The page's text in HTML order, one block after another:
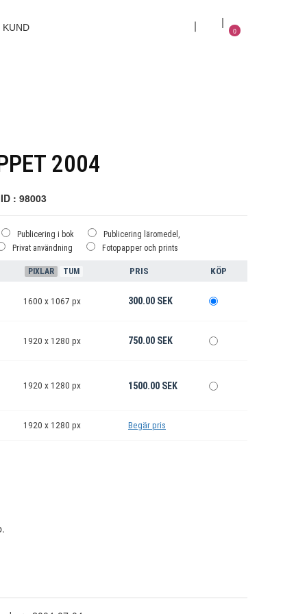
KUND 0
2004
ID : 98003
Publicering i bok
Publicering läromedel,
Privat användning Fotopapper och prints
PIXLAR TUM PRIS
KÖP
1600 x 1067 px 300.00 SEK
1920 x 1280 px 750.00 SEK
1920 x 1280 px 1500.00 SEK
1920 x 1280 px Begär pris